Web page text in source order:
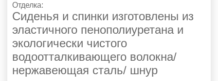
Отделка:
Сиденья и спинки изготовлены из
эластичного пенополиуретана и
экологически чистого
водоотталкивающего волокна/
нержавеющая сталь/ шнур